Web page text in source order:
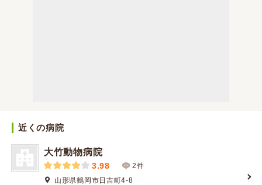
近くの病院
大竹動物病院
3.98
2件
山形県鶴岡市日吉町4-8